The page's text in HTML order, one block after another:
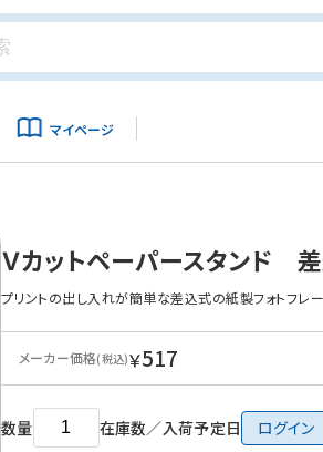
マイページ
Ｖカットペーパースタンド
プリントの出し入れが簡単な差込式の紙製フォトフレー
メーカー価格(税込)￥517
数量 在庫数／入荷予定日 ログイン